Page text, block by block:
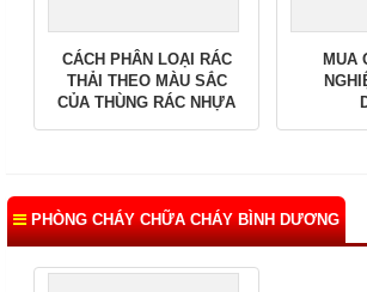
CÁCH PHÂN LOẠI RÁC
THẢI THEO MÀU SẮC
CỦA THÙNG RÁC NHỰA
MUA
PHÒNG CHÁY CHỮA CHÁY BÌNH DƯƠNG